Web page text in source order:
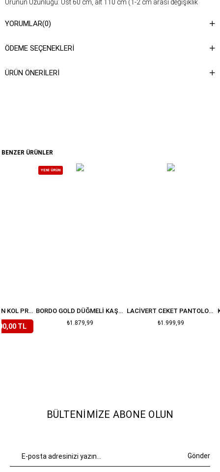
Ürünün Uzunluğu: Üst 60 cm, alt 110 cm (1-2 cm arası değişiklik
Kumaş Türü: %50 Keten, %50 Pamuk
Yıkama Talimatı : Ürünün iç kısmında bulunan etiketten yıkama
YORUMLAR(0)
ÖDEME SEÇENEKLERI
ÜRÜN ÖNERILERI
BENZER ÜRÜNLER
LILA ÇIÇEKLI BALON KOL PREMIUM TAKIM
TL
BORDO GOLD DÜĞMELI KAŞE ETEK CEKET TAKIM
₺1.879,99
YENI ÜRÜN
LACIVERT CEKET PANTOLON DENIM TAKIM
₺1.999,99
BÜLTENIMIZE ABONE OLUN
Gönder